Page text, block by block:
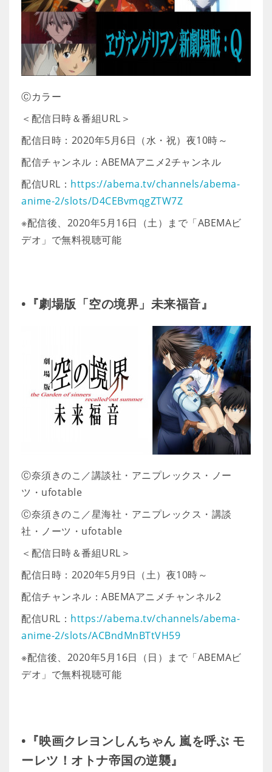
Ⓒカラー
＜配信日時＆番組URL＞
配信日時：2020年5月6日（水・祝）夜10時～
配信チャンネル：ABEMAアニメ2チャンネル
配信URL： https://abema.tv/channels/abema-
anime-2/slots/D4CEBvmqgZTW7Z
※配信後、2020年5月16日（土）まで「ABEMAビ
デオ」で無料視聴可能
•『劇場版「空の境界」未来福音』
Ⓒ奈須きのこ／講談社・アニプレックス・ノー
ツ・ufotable
Ⓒ奈須きのこ／星海社・アニプレックス・講談
社・ノーツ・ufotable
＜配信日時＆番組URL＞
配信日時：2020年5月9日（土）夜10時～
配信チャンネル：ABEMAアニメチャンネル2
配信URL： https://abema.tv/channels/abema-
anime-2/slots/ACBndMnBTtVH59
※配信後、2020年5月16日（日）まで「ABEMAビ
デオ」で無料視聴可能
•『映画クレヨンしんちゃん 嵐を呼ぶ モ
ーレツ！オトナ帝国の逆襲』